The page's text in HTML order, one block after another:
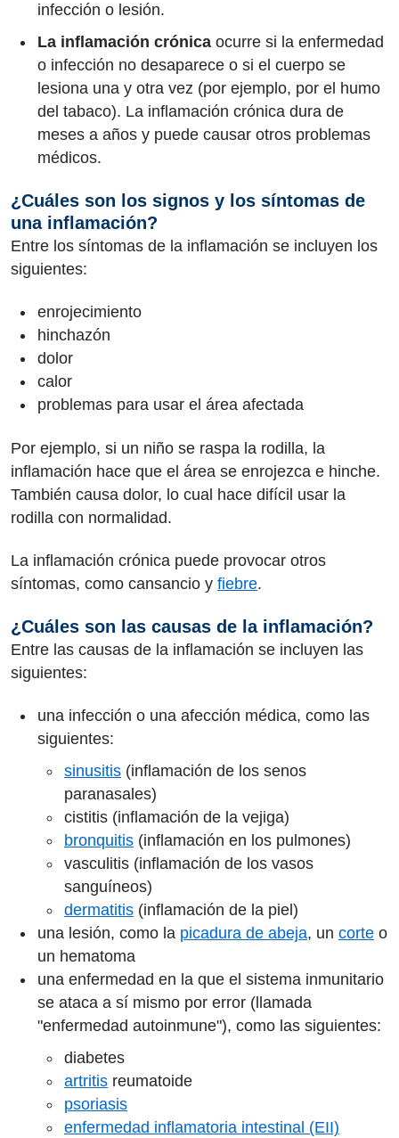
infección o lesión.
La inflamación crónica ocurre si la enfermedad
o infección no desaparece o si el cuerpo se
lesiona una y otra vez (por ejemplo, por el humo
del tabaco). La inflamación crónica dura de
meses a años y puede causar otros problemas
médicos.
¿Cuáles son los signos y los síntomas de
una inflamación?
Entre los síntomas de la inflamación se incluyen los
siguientes:
enrojecimiento
hinchazón
dolor
calor
problemas para usar el área afectada
Por ejemplo, si un niño se raspa la rodilla, la
inflamación hace que el área se enrojezca e hinche.
También causa dolor, lo cual hace difícil usar la
rodilla con normalidad.
La inflamación crónica puede provocar otros
síntomas, como cansancio y fiebre.
¿Cuáles son las causas de la inflamación?
Entre las causas de la inflamación se incluyen las
siguientes:
una infección o una afección médica, como las
siguientes:
sinusitis (inflamación de los senos
paranasales)
cistitis (inflamación de la vejiga)
bronquitis (inflamación en los pulmones)
vasculitis (inflamación de los vasos
sanguíneos)
dermatitis (inflamación de la piel)
una lesión, como la picadura de abeja, un corte o
un hematoma
una enfermedad en la que el sistema inmunitario
se ataca a sí mismo por error (llamada
"enfermedad autoinmune"), como las siguientes:
diabetes
artritis reumatoide
psoriasis
enfermedad inflamatoria intestinal (EII)